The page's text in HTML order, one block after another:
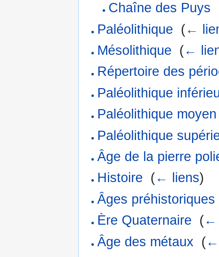
Chaîne des Puys
Paléolithique (←
Mésolithique (←
Répertoire des
Paléolithique
Paléolithique moyen
Paléolithique
Âge de la pierre
Histoire (← liens)
Âges préhistoriques
Ère Quaternaire (←
Âge des métaux (